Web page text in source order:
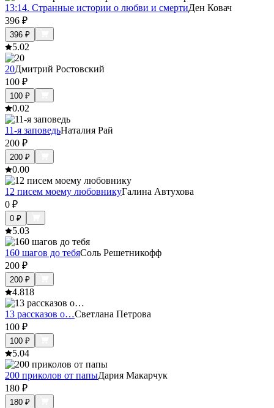
13:14. Странные истории о любви и смертиДен Ковач
396 ₽
396 ₽
5.02
20Дмитрий Ростовский
100 ₽
100 ₽
0.02
11-я заповедьНаталия Рай
200 ₽
200 ₽
0.00
12 писем моему любовникуГалина Автухова
0 ₽
0 ₽
5.03
160 шагов до тебяСоль Решетникофф
200 ₽
200 ₽
4.818
13 рассказов о…Светлана Петрова
100 ₽
100 ₽
5.04
200 приколов от папыДария Макарчук
180 ₽
180 ₽